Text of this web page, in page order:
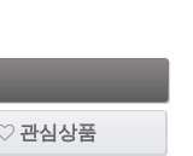
관심상품